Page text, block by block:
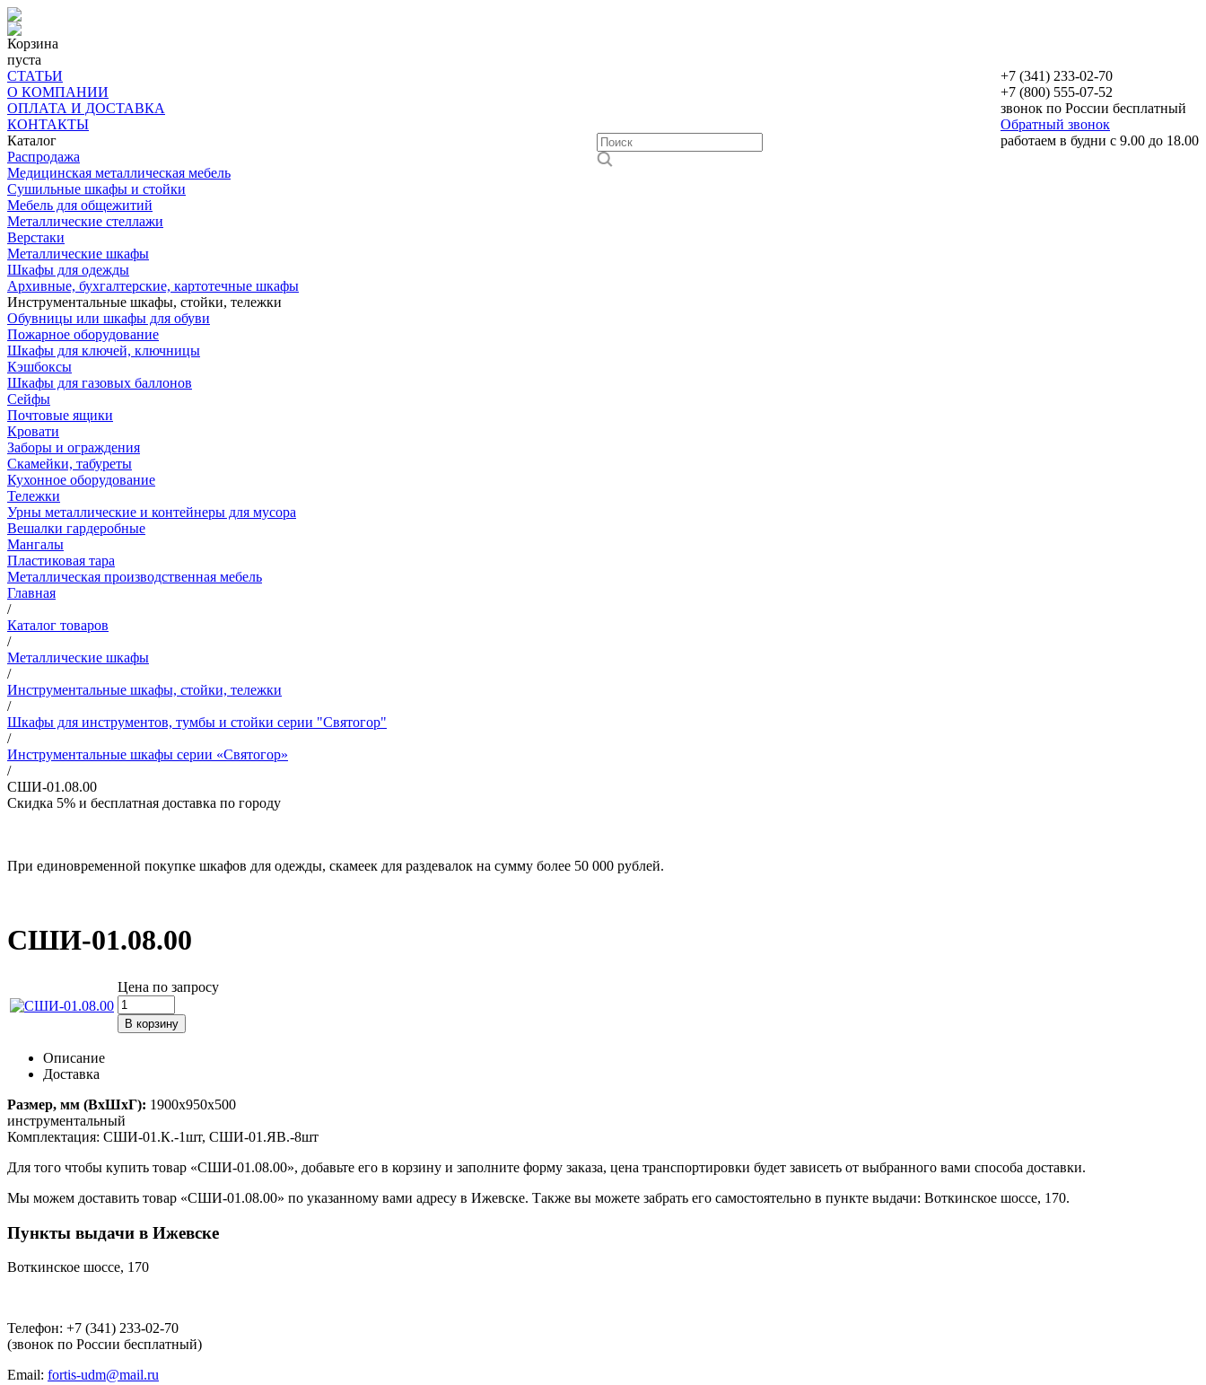
Корзина
пуста
+7 (341) 233-02-70
+7 (800) 555-07-52
звонок по России бесплатный
Обратный звонок
работаем в будни с 9.00 до 18.00
СТАТЬИ
О КОМПАНИИ
ОПЛАТА И ДОСТАВКА
КОНТАКТЫ
Каталог
Распродажа
Медицинская металлическая мебель
Сушильные шкафы и стойки
Мебель для общежитий
Металлические стеллажи
Верстаки
Металлические шкафы
Шкафы для одежды
Архивные, бухгалтерские, картотечные шкафы
Инструментальные шкафы, стойки, тележки
Обувницы или шкафы для обуви
Пожарное оборудование
Шкафы для ключей, ключницы
Кэшбоксы
Шкафы для газовых баллонов
Сейфы
Почтовые ящики
Кровати
Заборы и ограждения
Скамейки, табуреты
Кухонное оборудование
Тележки
Урны металлические и контейнеры для мусора
Вешалки гардеробные
Мангалы
Пластиковая тара
Металлическая производственная мебель
Главная
/
Каталог товаров
/
Металлические шкафы
/
Инструментальные шкафы, стойки, тележки
/
Шкафы для инструментов, тумбы и стойки серии "Святогор"
/
Инструментальные шкафы серии «Святогор»
/
СШИ-01.08.00
Скидка 5% и бесплатная доставка по городу
При единовременной покупке шкафов для одежды, скамеек для раздевалок на сумму более 50 000 рублей.
СШИ-01.08.00
Цена по запросу
Описание
Доставка
Размер, мм (ВxШxГ): 1900х950х500
инструментальный
Комплектация: СШИ-01.К.-1шт, СШИ-01.ЯВ.-8шт
Для того чтобы купить товар «СШИ-01.08.00», добавьте его в корзину и заполните форму заказа, цена транспортировки будет зависеть от выбранного вами способа доставки.
Мы можем доставить товар «СШИ-01.08.00» по указанному вами адресу в Ижевске. Также вы можете забрать его самостоятельно в пункте выдачи: Воткинское шоссе, 170.
Пункты выдачи в Ижевске
Воткинское шоссе, 170
Телефон: +7 (341) 233-02-70
(звонок по России бесплатный)
Email: fortis-udm@mail.ru